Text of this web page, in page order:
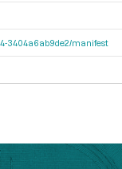
3404a6ab9de2/manifest